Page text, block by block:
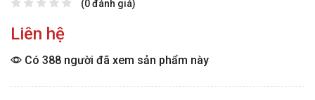
(0 đánh giá)
Liên hệ
Có 388 người đã xem sản phẩm này